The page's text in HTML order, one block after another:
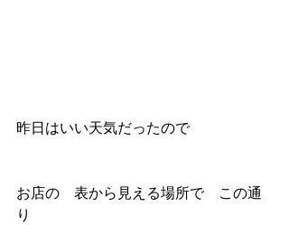
昨日はいい天気だったので
お店の　表から見える場所で　この通
り